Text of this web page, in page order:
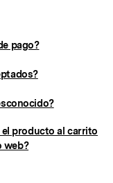
pago?
el producto al carrito
web?